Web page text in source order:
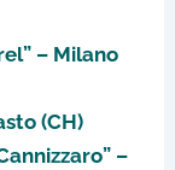
– Milano
(CH)
–